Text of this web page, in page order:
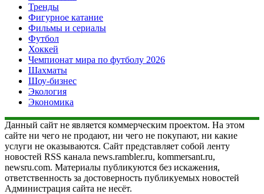
Тренды
Фигурное катание
Фильмы и сериалы
Футбол
Хоккей
Чемпионат мира по футболу 2026
Шахматы
Шоу-бизнес
Экология
Экономика
Данный сайт не является коммерческим проектом. На этом
сайте ни чего не продают, ни чего не покупают, ни какие
услуги не оказываются. Сайт представляет собой ленту
новостей RSS канала news.rambler.ru, kommersant.ru,
newsru.com. Материалы публикуются без искажения,
ответственность за достоверность публикуемых новостей
Администрация сайта не несёт.